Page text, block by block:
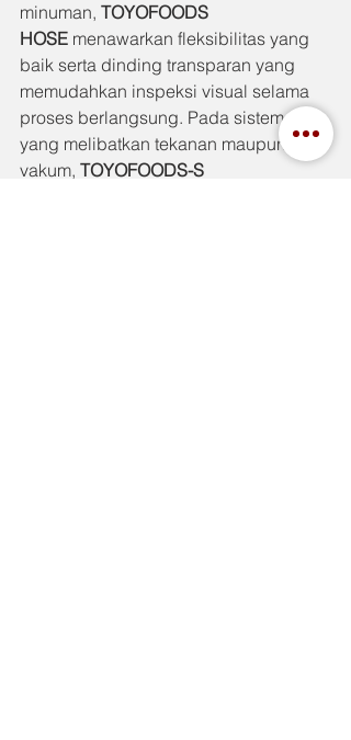
minuman, TOYOFOODS
HOSE menawarkan fleksibilitas yang
baik serta dinding transparan yang
memudahkan inspeksi visual selama
proses berlangsung. Pada sistem
yang melibatkan tekanan maupun
vakum, TOYOFOODS-S